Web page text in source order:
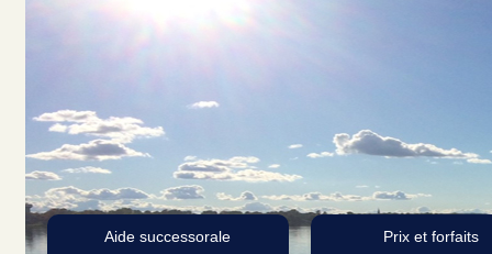
Aide successorale Prix et forfaits